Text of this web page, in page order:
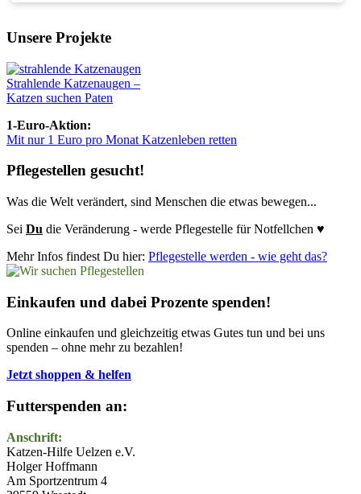
Unsere Projekte
Strahlende Katzenaugen –
Katzen suchen Paten
1-Euro-Aktion:
Mit nur 1 Euro pro Monat Katzenleben retten
Pflegestellen gesucht!
Was die Welt verändert, sind Menschen die etwas bewegen...
Sei Du die Veränderung - werde Pflegestelle für Notfellchen ♥
Mehr Infos findest Du hier: Pflegestelle werden - wie geht das?
Einkaufen und dabei Prozente spenden!
Online einkaufen und gleichzeitig etwas Gutes tun und bei uns
spenden – ohne mehr zu bezahlen!
Jetzt shoppen & helfen
Futterspenden an:
Anschrift:
Katzen-Hilfe Uelzen e.V.
Holger Hoffmann
Am Sportzentrum 4